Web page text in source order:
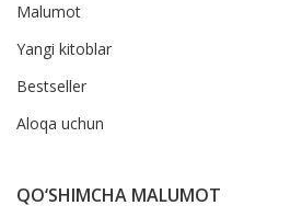
Malumot
Yangi kitoblar
Bestseller
Aloqa uchun
QO‘SHIMCHA MALUMOT